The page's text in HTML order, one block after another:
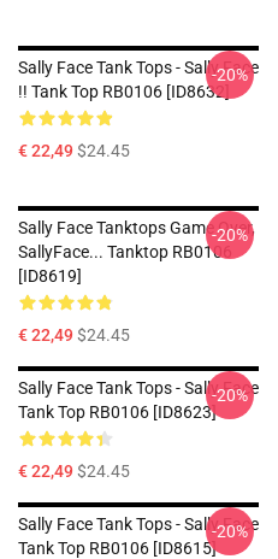
Sally Face Tank Tops - Sally Face
!! Tank Top RB0106 [ID8632]
€ 22,49$24.45
-20%
Sally Face Tanktops Game Over,
SallyFace... Tanktop RB0106
[ID8619]
€ 22,49$24.45
-20%
Sally Face Tank Tops - Sally Face
Tank Top RB0106 [ID8623]
€ 22,49$24.45
-20%
Sally Face Tank Tops - Sally Face
Tank Top RB0106 [ID8615]
-20%